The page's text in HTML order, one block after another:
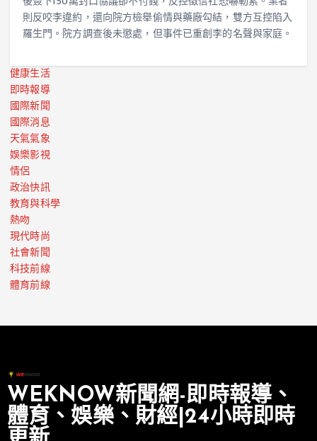
則反咬李違約，還向院方檢舉偷情與藥廠勾結，雙方互控陷入
羅生門。院方調查後未懲處，但事件已重創李的名聲與家庭。
健康生活
即時報導
國際新聞
國際消息
天氣氣象
娛樂影視
情侶
政治快訊
教育與科學
熱吻
現代時尚
社會新聞
科技前線
體育前線
WEKNOW新聞網-即時報導、
體育、娛樂、財經|24小時即時